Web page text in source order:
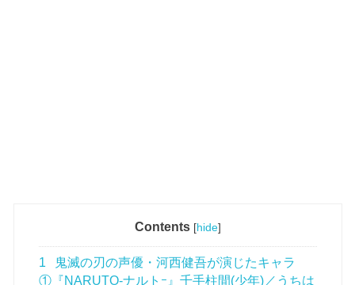
Contents [hide]
1
鬼滅の刃の声優・河西健吾が演じたキャラ
①『NARUTO-ナルトｰ』千手柱間(少年)／うちは